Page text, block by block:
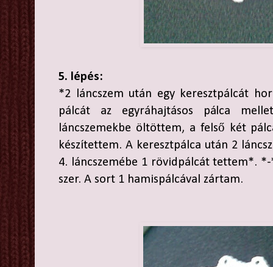
5. lépés:
*2 láncszem után egy keresztpálcát
pálcát az egyráhajtásos pálca
láncszemekbe öltöttem, a felső két
készítettem. A keresztpálca után 2
4. láncszemébe 1 rövidpálcát tettem*.
szer. A sort 1 hamispálcával zártam.